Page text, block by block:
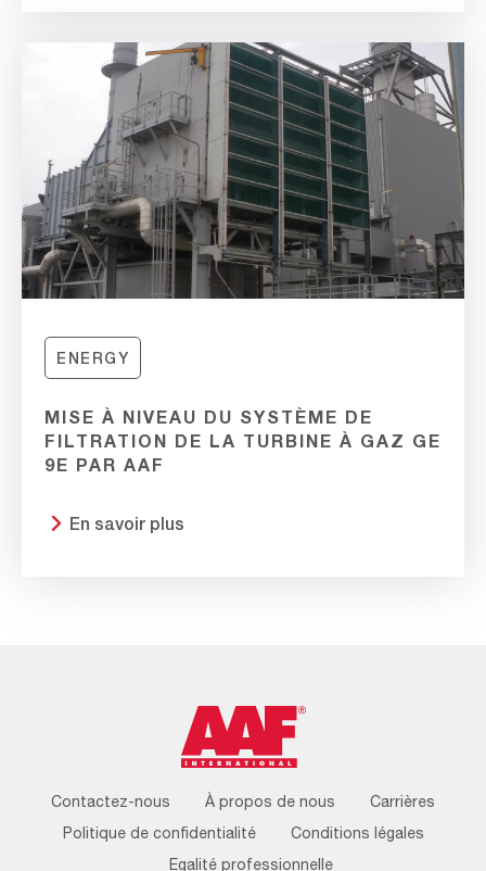
ENERGY
MISE À NIVEAU DU SYSTÈME DE
FILTRATION DE LA TURBINE À GAZ GE
9E PAR AAF
En savoir plus
Footer
Menu
Contactez-nous À propos de nous
Carrières
Politique de confidentialité
Conditions légales
Egalité professionnelle